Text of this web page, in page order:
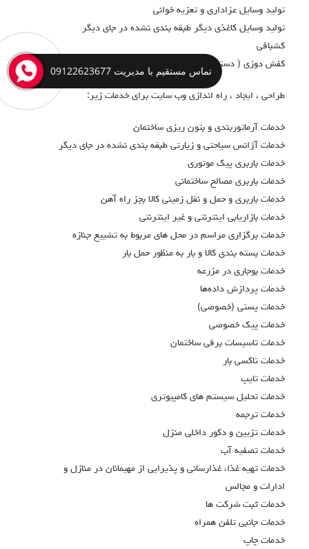
تولید وسایل عزاداری و تعزیه خوانی
تولید وسایل کاغذی دیگر طبقه بندی نشده در جای دیگر
كشبافي
كفش دوزي ( دستي )
طراحی ، ایجاد ، راه اندازی وب سایت برای خدمات زیر:
خدمات آرماتوربندي و بتون ريزي ساختمان
خدمات آژانس سياحتي و زيارتي طبقه بندي نشده در جاي ديگر
خدمات باربري پيك موتوري
خدمات باربري مصالح ساختماني
خدمات باربري و حمل و نقل زميني كالا بجز راه آهن
خدمات بازاريابي اينترنتي و غير اينترنتي
خدمات برگزاري مراسم در محل هاي مربوط به تشييع جنازه
خدمات بسته بندي كالا و بار به منظور حمل بار
خدمات بوجاري در مزرعه
خدمات پردازش داده‌ها
خدمات پستي (خصوصي)
خدمات پيك خصوصي
خدمات تاسيسات برقي ساختمان
خدمات تاكسي بار
خدمات تايپ
خدمات تحليل سيستم هاي كامپيوتري
خدمات ترجمه
خدمات تزيين و دكور داخلي منزل
خدمات تصفيه آب
خدمات تهيه غذا، غذارساني و پذيرايي از مهيمانان در منازل و
ادارات و مجالس
خدمات ثبت شركت ها
خدمات جانبی تلفن همراه
خدمات چاپ
تماس مستقیم با مدیریت 09122623677